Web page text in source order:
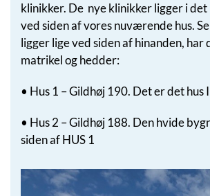
klinikker. De nye klinikker ligger i det
ved siden af vores nuværende hus.
ligger lige ved siden af hinanden, har
matrikel og hedder:
• Hus 1 – Gildhøj 190. Det er det hus
• Hus 2 – Gildhøj 188. Den hvide
siden af HUS 1